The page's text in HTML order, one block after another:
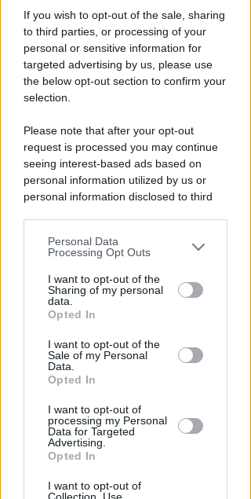
If you wish to opt-out of the sale, sharing
to third parties, or processing of your
personal or sensitive information for
targeted advertising by us, please use
the below opt-out section to confirm your
selection.
Please note that after your opt-out
request is processed you may continue
seeing interest-based ads based on
personal information utilized by us or
personal information disclosed to third
You may separately opt-out of the further
disclosure of your personal information
by third parties on the IAB’s list of
downstream participants.
by us to third parties on the IAB’s List of
Downstream Participants that may
further disclose it to other third parties.
Personal Data
Processing Opt Outs
I want to opt-out of the
Sharing of my personal
data.
Opted In
I want to opt-out of the
Sale of my Personal
Data.
Opted In
I want to opt-out of
processing my Personal
Data for Targeted
Advertising.
Opted In
I want to opt-out of
diLamberto Abbati
Ugolini, nipote della consigliera
Redazione
Un semestre in crescita.